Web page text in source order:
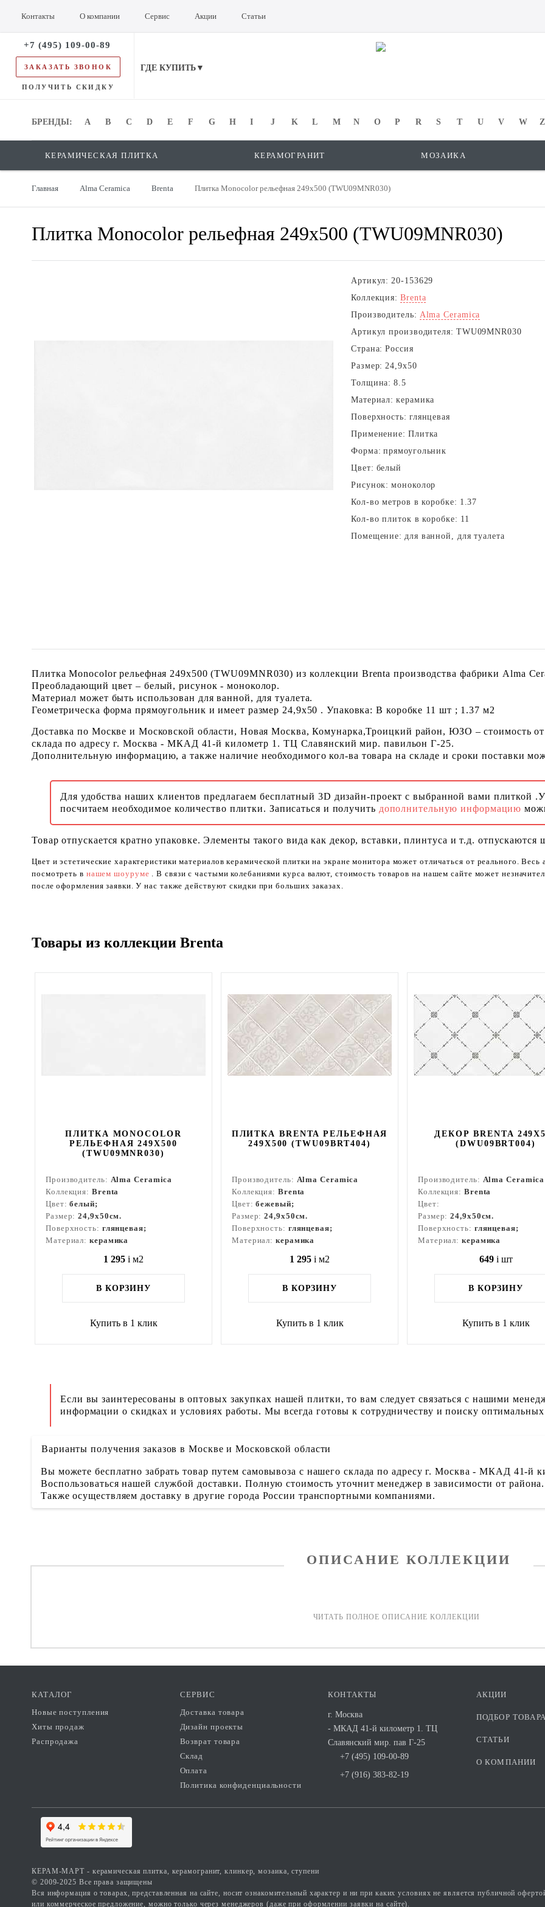
Контакты О компании Сервис Акции Статьи
+7 (495) 109-00-89
ЗАКАЗАТЬ ЗВОНОК
ПОЛУЧИТЬ СКИДКУ
ГДЕ КУПИТЬ▼
БРЕНДЫ: A B C D E F G H I J K L M N O P R S T U V W Z
БРЕНДЫ:
КЕРАМИЧЕСКАЯ ПЛИТКА КЕРАМОГРАНИТ МОЗАИКА
Главная Alma Ceramica Brenta Плитка Monocolor рельефная 249x500 (TWU09MNR030)
Плитка Monocolor рельефная 249x500 (TWU09MNR030)
Артикул: 20-153629
Коллекция: Brenta
Производитель: Alma Ceramica
Артикул производителя: TWU09MNR030
Страна: Россия
Размер: 24,9x50
Толщина: 8.5
Материал: керамика
Поверхность: глянцевая
Применение: Плитка
Форма: прямоугольник
Цвет: белый
Рисунок: моноколор
Кол-во метров в коробке: 1.37
Кол-во плиток в коробке: 11
Помещение: для ванной, для туалета
Плитка Monocolor рельефная 249x500 (TWU09MNR030) из коллекции Brenta производства фабрики Alma
Преобладающий цвет – белый, рисунок - моноколор.
Материал может быть использован для ванной, для туалета.
Геометрическа форма прямоугольник и имеет размер 24,9x50 . Упаковка: В коробке 11 шт ; 1.37 м2
Доставка по Москве и Московской области, Новая Москва, Комунарка,Троицкий район, ЮЗО – стоимость
склада по адресу г. Москва - МКАД 41-й километр 1. ТЦ Славянский мир. павильон Г-25.
Дополнительную информацию, а также наличие необходимого кол-ва товара на складе и сроки поставки
Для удобства наших клиентов предлагаем бесплатный 3D дизайн-проект с выбранной вами плиткой
посчитаем необходимое количество плитки. Записаться и получить дополнительную информацию
Товар отпускается кратно упаковке. Элементы такого вида как декор, вставки, плинтуса и т.д. отпускаются
Цвет и эстетические характеристики материалов керамической плитки на экране монитора может отличаться от реального.
посмотреть в нашем шоуруме . В связи с частыми колебаниями курса валют, стоимость товаров на нашем сайте может
после оформления заявки. У нас также действуют скидки при больших заказах.
Товары из коллекции Brenta
ПЛИТКА MONOCOLOR
РЕЛЬЕФНАЯ 249X500
(TWU09MNR030)
Производитель: Alma Ceramica
Коллекция: Brenta
Цвет:белый;
Размер:24,9x50см.
Поверхность: глянцевая;
Материал: керамика
1 295 i м2
В КОРЗИНУ
Купить в 1 клик
ПЛИТКА BRENTA РЕЛЬЕФНАЯ
249X500 (TWU09BRT404)
Производитель: Alma Ceramica
Коллекция: Brenta
Цвет:бежевый;
Размер:24,9x50см.
Поверхность: глянцевая;
Материал: керамика
1 295 i м2
В КОРЗИНУ
Купить в 1 клик
ДЕКОР BRENTA
(DWU09BRT004)
Производитель: Alma Ceramica
Коллекция: Brenta
Цвет:
Размер:24,9x50см.
Поверхность: глянцевая;
Материал: керамика
649 i шт
В КОРЗИНУ
Купить в 1 клик
Если вы заинтересованы в оптовых закупках нашей плитки, то вам следует связаться с нашими
информации о скидках и условиях работы. Мы всегда готовы к сотрудничеству и поиску
Варианты получения заказов в Москве и Московской области
Вы можете бесплатно забрать товар путем самовывоза с нашего склада по адресу г. Москва - МКАД 41-
Воспользоваться нашей службой доставки. Полную стоимость уточнит менеджер в зависимости от района.
Также осуществляем доставку в другие города России транспортными компаниями.
ОПИСАНИЕ КОЛЛЕКЦИИ
КАТАЛОГ
Новые поступления
Хиты продаж
Распродажа
СЕРВИС
Доставка товара
Дизайн проекты
Возврат товара
Склад
Оплата
Политика конфиденциальности
КОНТАКТЫ
г. Москва
- МКАД 41-й километр 1. ТЦ
Славянский мир. пав Г-25
+7 (495) 109-00-89
+7 (916) 383-82-19
АКЦИИ
ПОДБОР
СТАТЬИ
О КОМПАНИИ
КЕРАМ-МАРТ - керамическая плитка, керамогранит, клинкер, мозаика, ступени
© 2009-2025 Все права защищены
Вся информация о товарах, представленная на сайте, носит ознакомительный характер и ни при каких условиях не является публичной
или коммерческое предложение, можно только через менеджеров (даже при оформлении заявки на сайте).